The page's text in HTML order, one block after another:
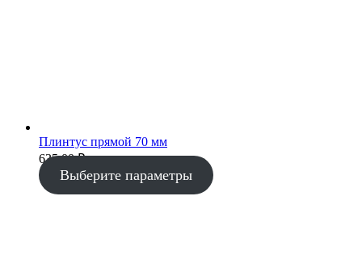
Плинтус прямой 70 мм
635.00₽
Выберите параметры